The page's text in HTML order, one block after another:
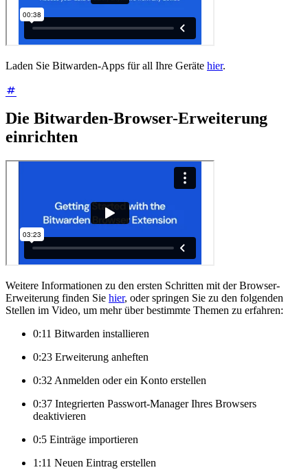
Laden Sie Bitwarden-Apps für all Ihre Geräte hier.
Die Bitwarden-Browser-Erweiterung
einrichten
Weitere Informationen zu den ersten Schritten mit der Browser-
Erweiterung finden Sie hier, oder springen Sie zu den folgenden
Stellen im Video, um mehr über bestimmte Themen zu erfahren:
0:11 Bitwarden installieren
0:23 Erweiterung anheften
0:32 Anmelden oder ein Konto erstellen
0:37 Integrierten Passwort-Manager Ihres Browsers
deaktivieren
0:5 Einträge importieren
1:11 Neuen Eintrag erstellen